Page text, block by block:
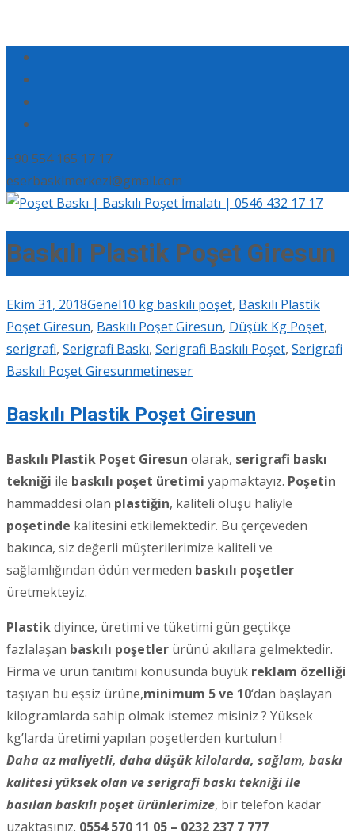
+90 554 165 17 17
eserbaskimerkezi@gmail.com
Baskılı Plastik Poşet Giresun
Ekim 31, 2018Genel10 kg baskılı poşet, Baskılı Plastik
Poşet Giresun, Baskılı Poşet Giresun, Düşük Kg Poşet,
serigrafi, Serigrafi Baskı, Serigrafi Baskılı Poşet, Serigrafi
Baskılı Poşet Giresunmetineser
Baskılı Plastik Poşet Giresun
Baskılı Plastik Poşet Giresun olarak, serigrafi baskı
tekniği ile baskılı poşet üretimi yapmaktayız. Poşetin
hammaddesi olan plastiğin, kaliteli oluşu haliyle
poşetinde kalitesini etkilemektedir. Bu çerçeveden
bakınca, siz değerli müşterilerimize kaliteli ve
sağlamlığından ödün vermeden baskılı poşetler
üretmekteyiz.
Plastikdiyince, üretimi ve tüketimi gün geçtikçe
fazlalaşan baskılı poşetler ürünü akıllara gelmektedir.
Firma ve ürün tanıtımı konusunda büyük reklam özelliği
taşıyan bu eşsiz ürüne,minimum 5 ve 10‘dan başlayan
kilogramlarda sahip olmak istemez misiniz ? Yüksek
kg’larda üretimi yapılan poşetlerden kurtulun !
Daha az maliyetli, daha düşük kilolarda, sağlam, baskı
kalitesi yüksek olan ve serigrafi baskı tekniği ile
basılan baskılı poşet ürünlerimize, bir telefon kadar
uzaktasınız. 0554 570 11 05 – 0232 237 7 777